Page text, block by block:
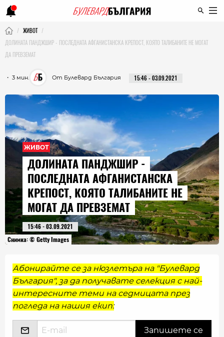
ЖИВОТ
ДОЛИНАТА ПАНДЖШИР - ПОСЛЕДНАТА АФГАНИСТАНСКА КРЕПОСТ, КОЯТО ТАЛИБАНИТЕ НЕ МОГАТ
ДА ПРЕВЗЕМАТ
・ 3 мин. От Булевард България 15:46 - 03.09.2021
ЖИВОТ
ДОЛИНАТА ПАНДЖШИР -
ПОСЛЕДНАТА АФГАНИСТАНСКА
КРЕПОСТ, КОЯТО ТАЛИБАНИТЕ НЕ
МОГАТ ДА ПРЕВЗЕМАТ
15:46 - 03.09.2021
Снимка: © Getty Images
Абонирайте се за нюзлетъра на "Булевард
България", за да получавате селекция с най-
интересните теми на седмицата през
погледа на нашия екип: